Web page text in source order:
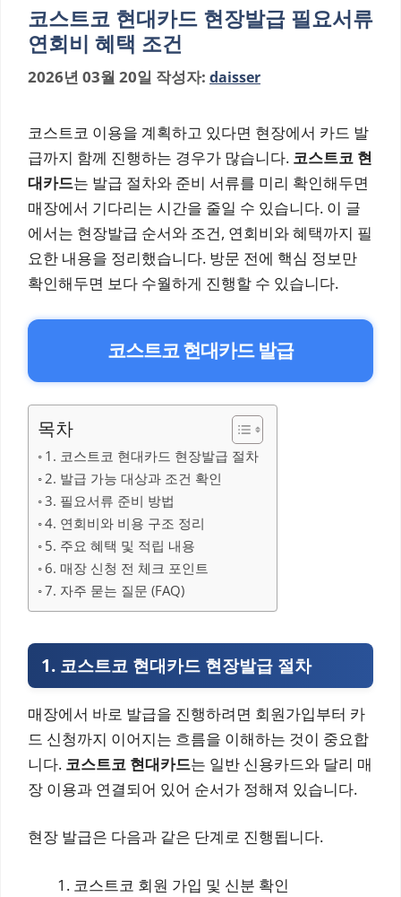
코스트코 현대카드 현장발급 필요서류
연회비 혜택 조건
2026년 03월 20일 작성자: daisser
코스트코 이용을 계획하고 있다면 현장에서 카드 발
급까지 함께 진행하는 경우가 많습니다. 코스트코 현
대카드는 발급 절차와 준비 서류를 미리 확인해두면
매장에서 기다리는 시간을 줄일 수 있습니다. 이 글
에서는 현장발급 순서와 조건, 연회비와 혜택까지 필
요한 내용을 정리했습니다. 방문 전에 핵심 정보만
확인해두면 보다 수월하게 진행할 수 있습니다.
코스트코 현대카드 발급
목차
1. 코스트코 현대카드 현장발급 절차
2. 발급 가능 대상과 조건 확인
3. 필요서류 준비 방법
4. 연회비와 비용 구조 정리
5. 주요 혜택 및 적립 내용
6. 매장 신청 전 체크 포인트
7. 자주 묻는 질문 (FAQ)
1. 코스트코 현대카드 현장발급 절차
매장에서 바로 발급을 진행하려면 회원가입부터 카
드 신청까지 이어지는 흐름을 이해하는 것이 중요합
니다. 코스트코 현대카드는 일반 신용카드와 달리 매
장 이용과 연결되어 있어 순서가 정해져 있습니다.
현장 발급은 다음과 같은 단계로 진행됩니다.
코스트코 회원 가입 및 신분 확인